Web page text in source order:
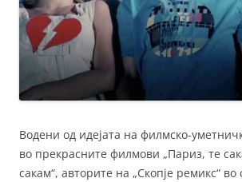
Водени од идејата на филмско-
во прекрасните филмови „Париз, те
сакам“, авторите на „Скопје ремикс“ во